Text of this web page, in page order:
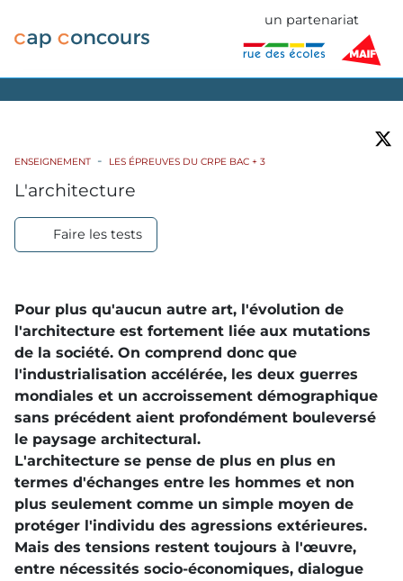
un partenariat
ENSEIGNEMENT LES ÉPREUVES DU CRPE BAC + 3
L'architecture
Faire les tests
Pour plus qu'aucun autre art, l'évolution de
l'architecture est fortement liée aux mutations
de la société. On comprend donc que
l'industrialisation accélérée, les deux guerres
mondiales et un accroissement démographique
sans précédent aient profondément bouleversé
le paysage architectural.
L'architecture se pense de plus en plus en
termes d'échanges entre les hommes et non
plus seulement comme un simple moyen de
protéger l'individu des agressions extérieures.
Mais des tensions restent toujours à l'œuvre,
entre nécessités socio-économiques, dialogue